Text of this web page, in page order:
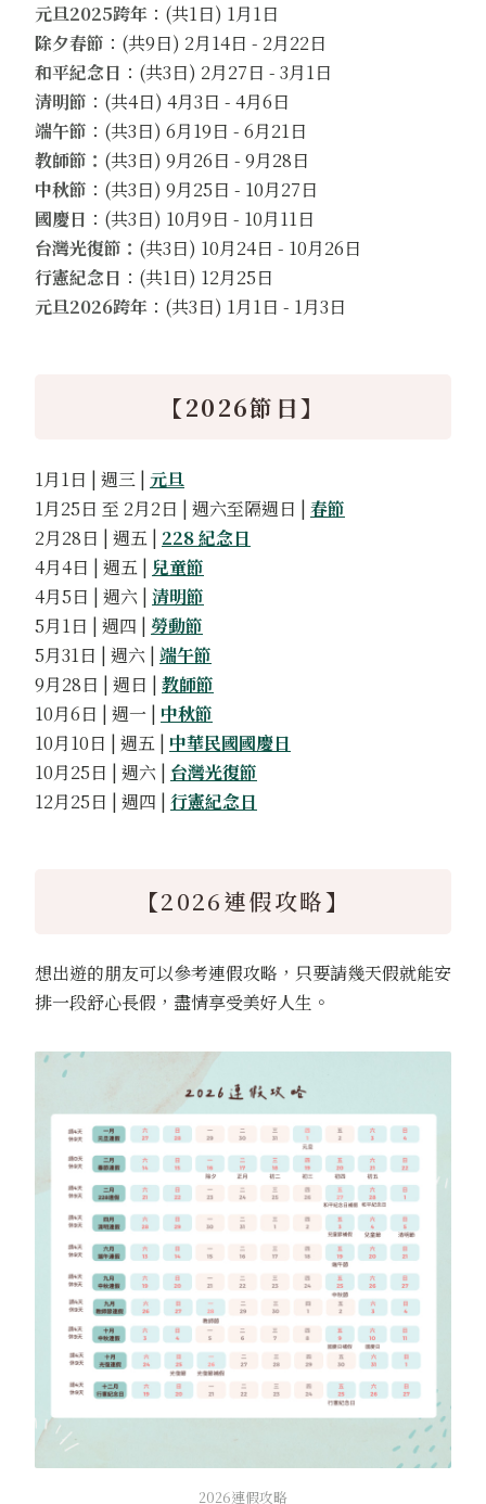
元旦2025跨年 ：(共1日) 1月1日
除夕春節 ：(共9日) 2月14日 - 2月22日
和平紀念日 ：(共3日) 2月27日 - 3月1日
清明節 ：(共4日) 4月3日 - 4月6日
端午節 ：(共3日) 6月19日 - 6月21日
教師節： (共3日) 9月26日 - 9月28日
中秋節 ：(共3日) 9月25日 - 10月27日
國慶日 ：(共3日) 10月9日 - 10月11日
台灣光復節： (共3日) 10月24日 - 10月26日
行憲紀念日 ：(共1日) 12月25日
元旦2026跨年 ：(共3日) 1月1日 - 1月3日
【2026節日】
1月1日 | 週三 | 元旦
1月25日 至 2月2日 | 週六至隔週日 | 春節
2月28日 | 週五 | 228 紀念日
4月4日 | 週五 | 兒童節
4月5日 | 週六 | 清明節
5月1日 | 週四 | 勞動節
5月31日 | 週六 | 端午節
9月28日 | 週日 | 教師節
10月6日 | 週一 | 中秋節
10月10日 | 週五 | 中華民國國慶日
10月25日 | 週六 | 台灣光復節
12月25日 | 週四 | 行憲紀念日
【2026連假攻略】
想出遊的朋友可以參考連假攻略，只要請幾天假就能安
排一段舒心長假，盡情享受美好人生。
2026連假攻略